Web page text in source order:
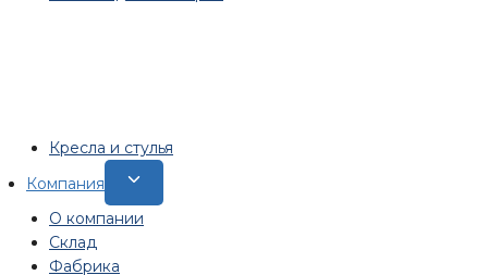
Кресла и стулья
Компания
Переключить
дочернее
О компании
Склад
Фабрика